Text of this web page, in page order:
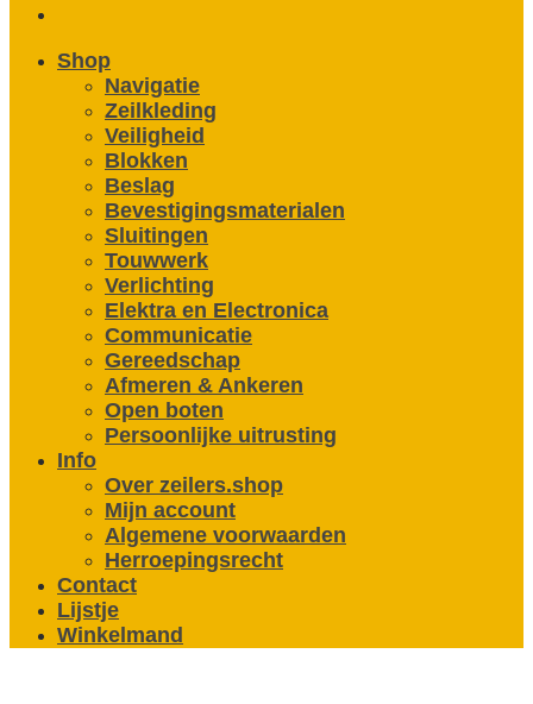
Shop
Navigatie
Zeilkleding
Veiligheid
Blokken
Beslag
Bevestigings­­materialen
Sluitingen
Touwwerk
Verlichting
Elektra en Electronica
Communicatie
Gereedschap
Afmeren & Ankeren
Open boten
Persoonlijke uitrusting
Info
Over zeilers.shop
Mijn account
Algemene voorwaarden
Herroepingsrecht
Contact
Lijstje
Winkelmand